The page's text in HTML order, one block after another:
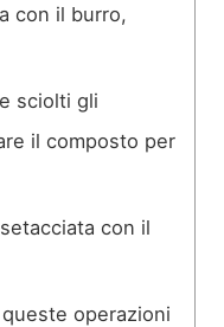
con il burro,
sciolti gli
il composto per
con il
operazioni